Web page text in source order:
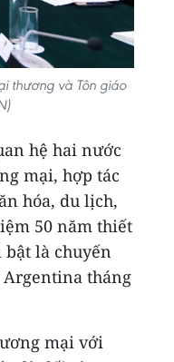
thương và Tôn giáo
hệ hai nước
mại, hợp tác
hóa, du lịch,
50 năm thiết
bật là chuyến
tháng
mại với